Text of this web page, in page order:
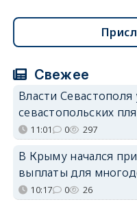
Свежее
Власти
севастопольских
11:01 0 297
В Крыму начался
выплаты для
10:17 0 26